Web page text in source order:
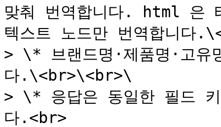
맞춰 번역합니다. html 은
텍스트 노드만 번역합니다
> \* 브랜드명·제품명·고유
다.\<br>\<br>\
> \* 응답은 동일한 필드 키
다.<br>